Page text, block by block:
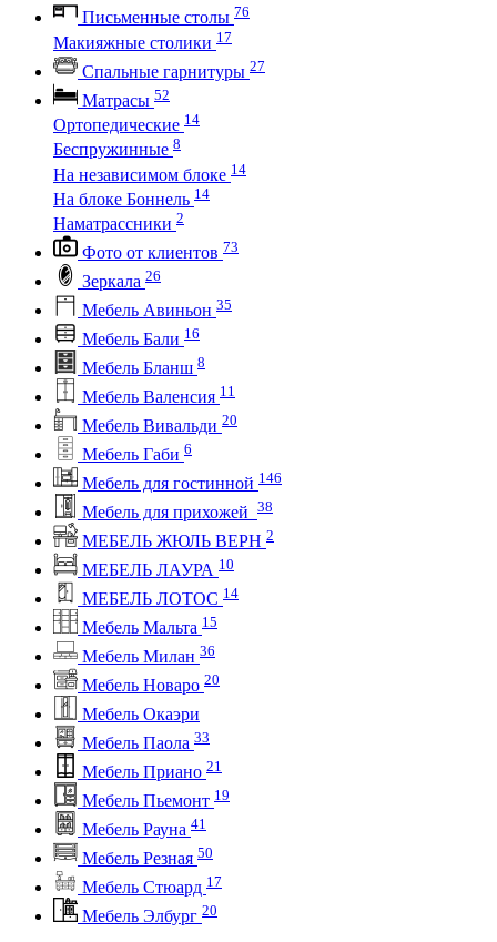
Письменные столы 76
Макияжные столики 17
Спальные гарнитуры 27
Матрасы 52
Ортопедические 14
Беспружинные 8
На независимом блоке 14
На блоке Боннель 14
Наматрассники 2
Фото от клиентов 73
Зеркала 26
Мебель Авиньон 35
Мебель Бали 16
Мебель Бланш 8
Мебель Валенсия 11
Мебель Вивальди 20
Мебель Габи 6
Мебель для гостинной 146
Мебель для прихожей 38
МЕБЕЛЬ ЖЮЛЬ ВЕРН 2
МЕБЕЛЬ ЛАУРА 10
МЕБЕЛЬ ЛОТОС 14
Мебель Мальта 15
Мебель Милан 36
Мебель Новаро 20
Мебель Окаэри
Мебель Паола 33
Мебель Приано 21
Мебель Пьемонт 19
Мебель Рауна 41
Мебель Резная 50
Мебель Стюард 17
Мебель Элбург 20